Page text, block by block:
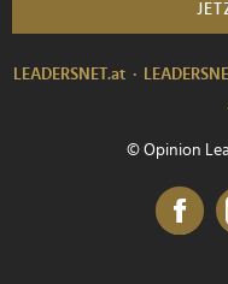
LEADERSNET.at
© Opinion